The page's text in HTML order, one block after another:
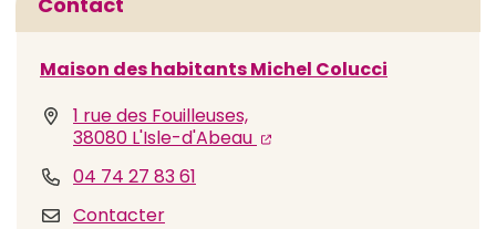
Maison des habitants Michel Colucci
1 rue des Fouilleuses,
38080 L'Isle-d'Abeau (ouverture dans un nouvel
(ouverture dans un
04 74 27 83 61
Contacter